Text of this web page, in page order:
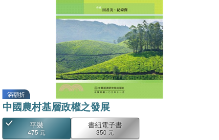
滿額折
中國農村基層政權之發展
平裝
475 元
書紐電子書
350 元